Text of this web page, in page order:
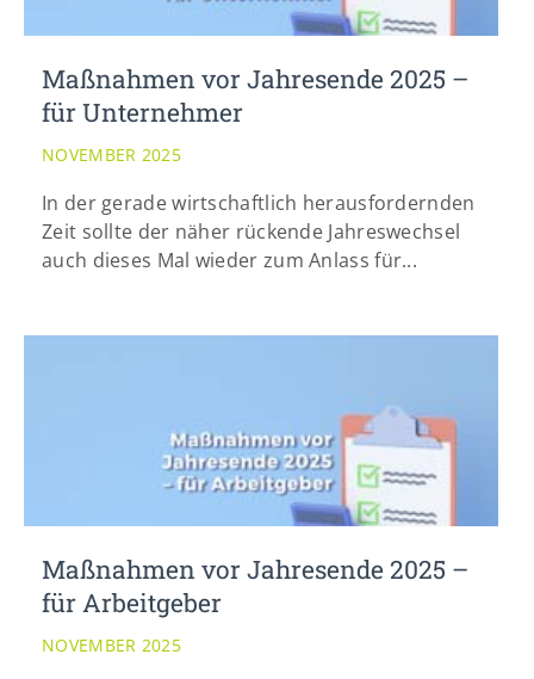
+44 1234 567 890
info@yourdomain.com
Maßnahmen vor Jahresende 2025 –
für Unternehmer
NOVEMBER 2025
In der gerade wirtschaftlich herausfordernden
Zeit sollte der näher rückende Jahreswechsel
auch dieses Mal wieder zum Anlass für...
Maßnahmen vor Jahresende 2025 –
für Arbeitgeber
NOVEMBER 2025